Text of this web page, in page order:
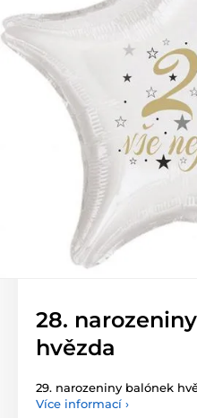
28.
hvězda
29. narozeniny balónek
Více informací ›